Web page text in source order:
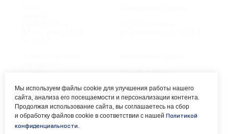
okc-
svao@svao.mos.ru
Почта:
Электронный каталог:
Мы используем файлы cookie для улучшения работы нашего
сайта, анализа его посещаемости и персонализации контента.
Продолжая использование сайта, вы соглашаетесь на сбор
и обработку файлов cookie в соответствии с нашей Политикой
конфиденциальности.